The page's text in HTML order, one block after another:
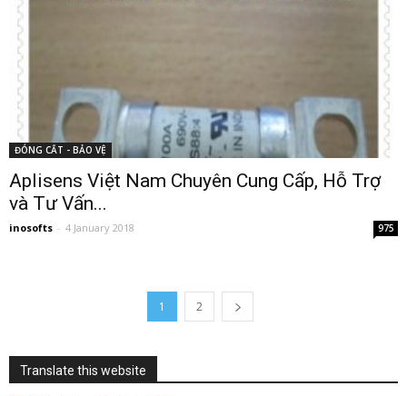
ĐÓNG CẮT - BẢO VỆ
Aplisens Việt Nam Chuyên Cung Cấp, Hỗ Trợ
và Tư Vấn...
inosofts - 4 January 2018 975
1 2
Translate this website